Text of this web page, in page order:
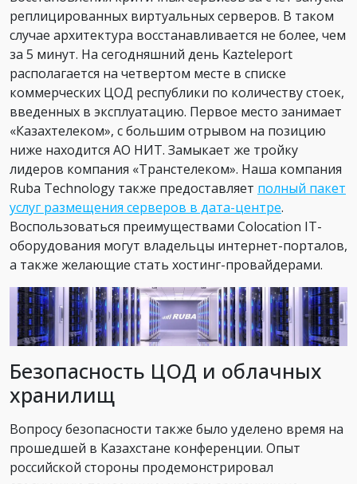
реплицированных виртуальных серверов. В таком
случае архитектура восстанавливается не более, чем
за 5 минут. На сегодняшний день Kazteleport
располагается на четвертом месте в списке
коммерческих ЦОД республики по количеству стоек,
введенных в эксплуатацию. Первое место занимает
«Казахтелеком», с большим отрывом на позицию
ниже находится АО НИТ. Замыкает же тройку
лидеров компания «Транстелеком». Наша компания
Ruba Technology также предоставляет полный пакет
услуг размещения серверов в дата-центре.
Воспользоваться преимуществами Сolocation IT-
оборудования могут владельцы интернет-порталов,
а также желающие стать хостинг-провайдерами.
Безопасность ЦОД и облачных
хранилищ
Вопросу безопасности также было уделено время на
прошедшей в Казахстане конференции. Опыт
российской стороны продемонстрировал